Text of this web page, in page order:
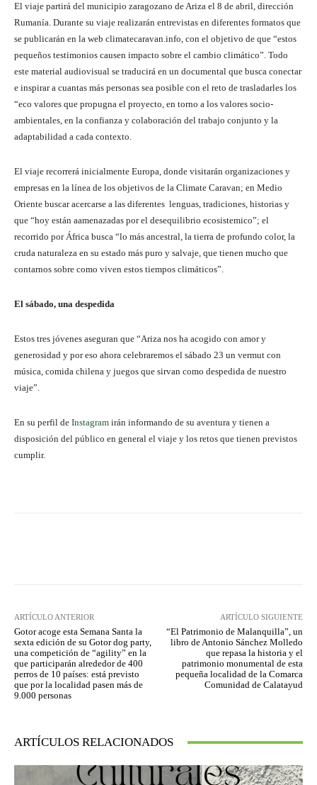
El viaje partirá del municipio zaragozano de Ariza el 8 de abril, dirección
Rumanía. Durante su viaje realizarán entrevistas en diferentes formatos que
se publicarán en la web climatecaravan.info, con el objetivo de que “estos
pequeños testimonios causen impacto sobre el cambio climático”. Todo
este material audiovisual se traducirá en un documental que busca conectar
e inspirar a cuantas más personas sea posible con el reto de trasladarles los
“eco valores que propugna el proyecto, en torno a los valores socio-
ambientales, en la confianza y colaboración del trabajo conjunto y la
adaptabilidad a cada contexto.
El viaje recorrerá inicialmente Europa, donde visitarán organizaciones y
empresas en la línea de los objetivos de la Climate Caravan; en Medio
Oriente buscar acercarse a las diferentes lenguas, tradiciones, historias y
que “hoy están aamenazadas por el desequilibrio ecosistemico”; el
recorrido por África busca “lo más ancestral, la tierra de profundo color, la
cruda naturaleza en su estado más puro y salvaje, que tienen mucho que
contarnos sobre como viven estos tiempos climáticos”.
El sábado, una despedida
Estos tres jóvenes aseguran que “Ariza nos ha acogido con amor y
generosidad y por eso ahora celebraremos el sábado 23 un vermut con
música, comida chilena y juegos que sirvan como despedida de nuestro
viaje”.
En su perfil de Instagram irán informando de su aventura y tienen a
disposición del público en general el viaje y los retos que tienen previstos
cumplir.
ARTÍCULO ANTERIOR
Gotor acoge esta Semana Santa la
sexta edición de su Gotor dog party,
una competición de “agility” en la
que participarán alrededor de 400
perros de 10 países: está previsto
que por la localidad pasen más de
9.000 personas
ARTÍCULO SIGUIENTE
“El Patrimonio de Malanquilla”, un
libro de Antonio Sánchez Molledo
que repasa la historia y el
patrimonio monumental de esta
pequeña localidad de la Comarca
Comunidad de Calatayud
ARTÍCULOS RELACIONADOS